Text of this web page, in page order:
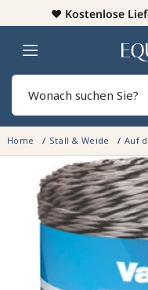
♥️ Kostenlose
Heim
Home Stall & Weide Auf